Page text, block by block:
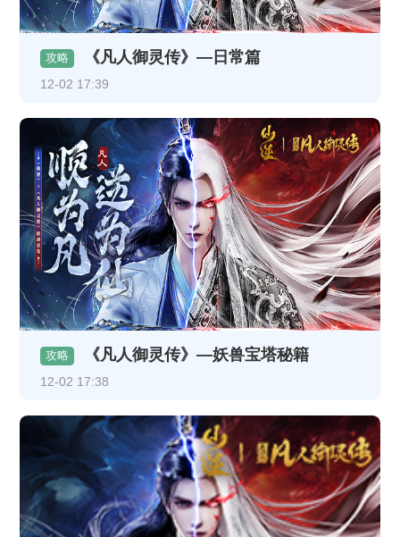
攻略 《凡人御灵传》—日常篇
12-02 17:39
攻略 《凡人御灵传》—妖兽宝塔秘籍
12-02 17:38